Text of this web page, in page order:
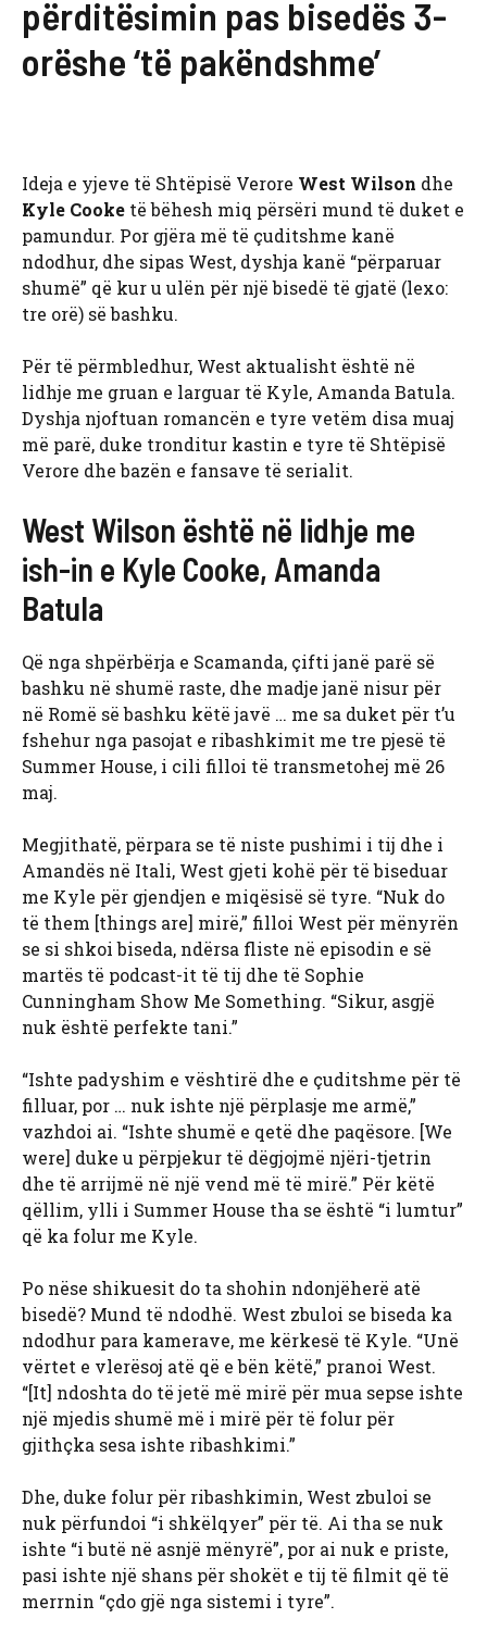
përditësimin pas bisedës 3-
orëshe ‘të pakëndshme’
Ideja e yjeve të Shtëpisë Verore West Wilson dhe
Kyle Cooke të bëhesh miq përsëri mund të duket e
pamundur. Por gjëra më të çuditshme kanë
ndodhur, dhe sipas West, dyshja kanë “përparuar
shumë” që kur u ulën për një bisedë të gjatë (lexo:
tre orë) së bashku.
Për të përmbledhur, West aktualisht është në
lidhje me gruan e larguar të Kyle, Amanda Batula.
Dyshja njoftuan romancën e tyre vetëm disa muaj
më parë, duke tronditur kastin e tyre të Shtëpisë
Verore dhe bazën e fansave të serialit.
West Wilson është në lidhje me
ish-in e Kyle Cooke, Amanda
Batula
Që nga shpërbërja e Scamanda, çifti janë parë së
bashku në shumë raste, dhe madje janë nisur për
në Romë së bashku këtë javë … me sa duket për t’u
fshehur nga pasojat e ribashkimit me tre pjesë të
Summer House, i cili filloi të transmetohej më 26
maj.
Megjithatë, përpara se të niste pushimi i tij dhe i
Amandës në Itali, West gjeti kohë për të biseduar
me Kyle për gjendjen e miqësisë së tyre. “Nuk do
të them [things are] mirë,” filloi West për mënyrën
se si shkoi biseda, ndërsa fliste në episodin e së
martës të podcast-it të tij dhe të Sophie
Cunningham Show Me Something. “Sikur, asgjë
nuk është perfekte tani.”
“Ishte padyshim e vështirë dhe e çuditshme për të
filluar, por … nuk ishte një përplasje me armë,”
vazhdoi ai. “Ishte shumë e qetë dhe paqësore. [We
were] duke u përpjekur të dëgjojmë njëri-tjetrin
dhe të arrijmë në një vend më të mirë.” Për këtë
qëllim, ylli i Summer House tha se është “i lumtur”
që ka folur me Kyle.
Po nëse shikuesit do ta shohin ndonjëherë atë
bisedë? Mund të ndodhë. West zbuloi se biseda ka
ndodhur para kamerave, me kërkesë të Kyle. “Unë
vërtet e vlerësoj atë që e bën këtë,” pranoi West.
“[It] ndoshta do të jetë më mirë për mua sepse ishte
një mjedis shumë më i mirë për të folur për
gjithçka sesa ishte ribashkimi.”
Dhe, duke folur për ribashkimin, West zbuloi se
nuk përfundoi “i shkëlqyer” për të. Ai tha se nuk
ishte “i butë në asnjë mënyrë”, por ai nuk e priste,
pasi ishte një shans për shokët e tij të filmit që të
merrnin “çdo gjë nga sistemi i tyre”.